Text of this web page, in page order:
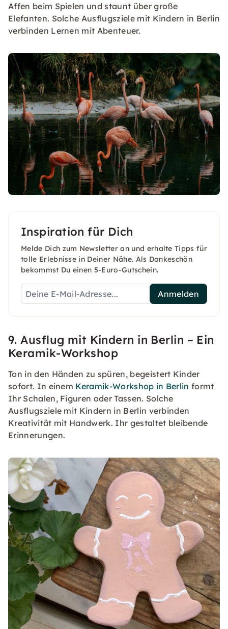
Affen beim Spielen und staunt über große
Elefanten. Solche Ausflugsziele mit Kindern in Berlin
verbinden Lernen mit Abenteuer.
Inspiration für Dich
Melde Dich zum Newsletter an und erhalte Tipps für
tolle Erlebnisse in Deiner Nähe. Als Dankeschön
bekommst Du einen 5-Euro-Gutschein.
Anmelden
9. Ausflug mit Kindern in Berlin – Ein
Keramik-Workshop
Ton in den Händen zu spüren, begeistert Kinder
sofort. In einem Keramik-Workshop in Berlin formt
Ihr Schalen, Figuren oder Tassen. Solche
Ausflugsziele mit Kindern in Berlin verbinden
Kreativität mit Handwerk. Ihr gestaltet bleibende
Erinnerungen.